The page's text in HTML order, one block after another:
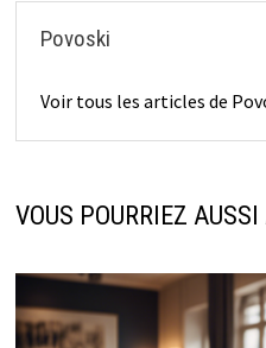
Povoski
Voir tous les articles de
VOUS POURRIEZ